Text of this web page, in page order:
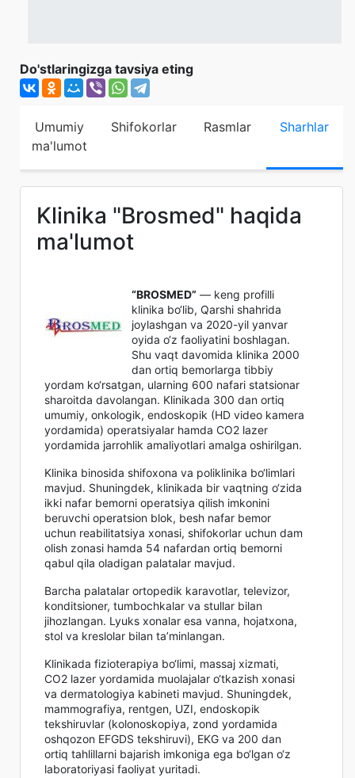
Do'stlaringizga tavsiya eting
Umumiy
ma'lumot
Shifokorlar Rasmlar Sharhlar
Klinika "Brosmed" haqida
ma'lumot
“BROSMED” — keng profilli
klinika bo‘lib, Qarshi shahrida
joylashgan va 2020-yil yanvar
oyida o‘z faoliyatini boshlagan.
Shu vaqt davomida klinika 2000
dan ortiq bemorlarga tibbiy
yordam ko‘rsatgan, ularning 600 nafari statsionar
sharoitda davolangan. Klinikada 300 dan ortiq
umumiy, onkologik, endoskopik (HD video kamera
yordamida) operatsiyalar hamda CO2 lazer
yordamida jarrohlik amaliyotlari amalga oshirilgan.
Klinika binosida shifoxona va poliklinika bo‘limlari
mavjud. Shuningdek, klinikada bir vaqtning o‘zida
ikki nafar bemorni operatsiya qilish imkonini
beruvchi operatsion blok, besh nafar bemor
uchun reabilitatsiya xonasi, shifokorlar uchun dam
olish zonasi hamda 54 nafardan ortiq bemorni
qabul qila oladigan palatalar mavjud.
Barcha palatalar ortopedik karavotlar, televizor,
konditsioner, tumbochkalar va stullar bilan
jihozlangan. Lyuks xonalar esa vanna, hojatxona,
stol va kreslolar bilan ta’minlangan.
Klinikada fizioterapiya bo‘limi, massaj xizmati,
CO2 lazer yordamida muolajalar o‘tkazish xonasi
va dermatologiya kabineti mavjud. Shuningdek,
mammografiya, rentgen, UZI, endoskopik
tekshiruvlar (kolonoskopiya, zond yordamida
oshqozon EFGDS tekshiruvi), EKG va 200 dan
ortiq tahlillarni bajarish imkoniga ega bo‘lgan o‘z
laboratoriyasi faoliyat yuritadi.